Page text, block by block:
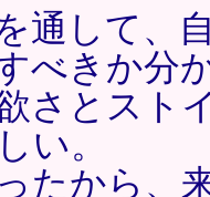
通して、
べきか分
さとスト
い。
たから、